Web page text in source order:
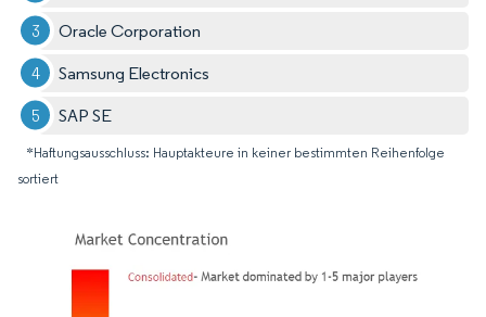
Oracle Corporation
Samsung Electronics
SAP SE
*Haftungsausschluss: Hauptakteure in keiner bestimmten Reihenfolge
sortiert